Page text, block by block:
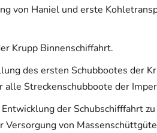
von Haniel und erste
Krupp Binnenschiffahrt.
des ersten Schubbootes der
alle Streckenschubboote der
der Schubschifffahrt
Versorgung von